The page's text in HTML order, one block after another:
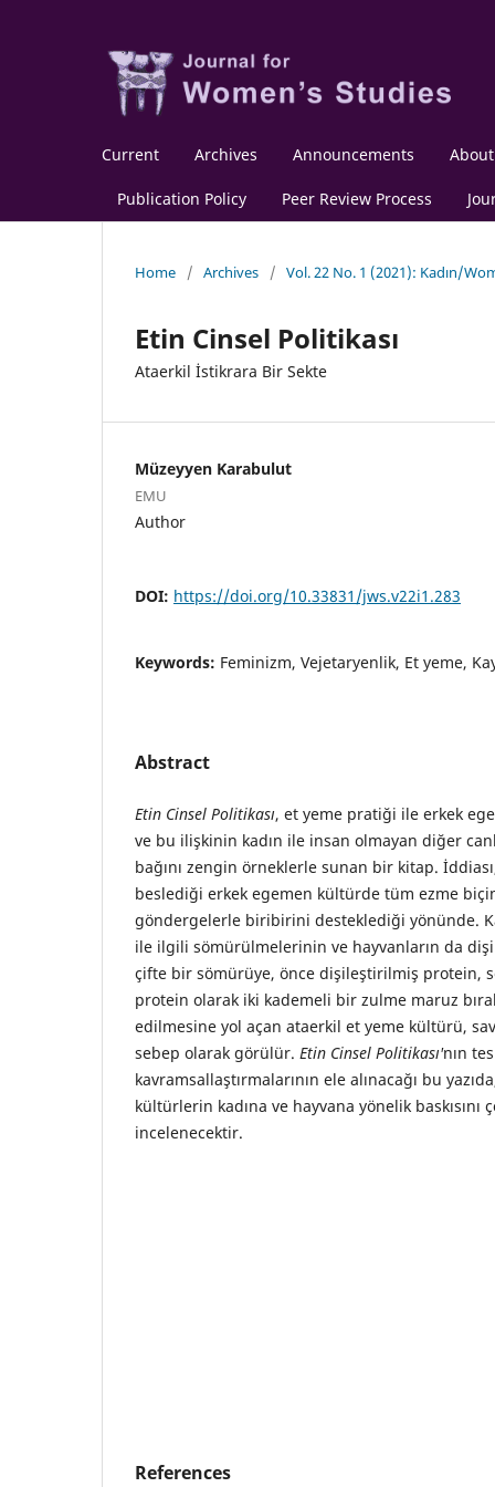
Current Archives Announcements
Publication Policy Peer Review Process
Home / Archives / Vol. 22 No. 1 (2021): Kadın/
Etin Cinsel Politikası
Ataerkil İstikrara Bir Sekte
Müzeyyen Karabulut
EMU
Author
DOI: https://doi.org/10.33831/jws.v22i1.283
Keywords: Feminizm, Vejetaryenlik, Et yeme,
Abstract
Etin Cinsel Politikası, et yeme pratiği ile erkek
ve bu ilişkinin kadın ile insan olmayan diğer
bağını zengin örneklerle sunan bir kitap.
beslediği erkek egemen kültürde tüm ezme
göndergelerle biribirini desteklediği yönünde.
ile ilgili sömürülmelerinin ve hayvanların da dişi
çifte bir sömürüye, önce dişileştirilmiş protein,
protein olarak iki kademeli bir zulme maruz
edilmesine yol açan ataerkil et yeme kültürü,
sebep olarak görülür. Etin Cinsel Politikası'nın
kavramsallaştırmalarının ele alınacağı bu
kültürlerin kadına ve hayvana yönelik baskısını
incelenecektir.
References